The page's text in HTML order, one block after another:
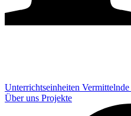
Unterrichtseinheiten Vermittelnde
Über uns Projekte